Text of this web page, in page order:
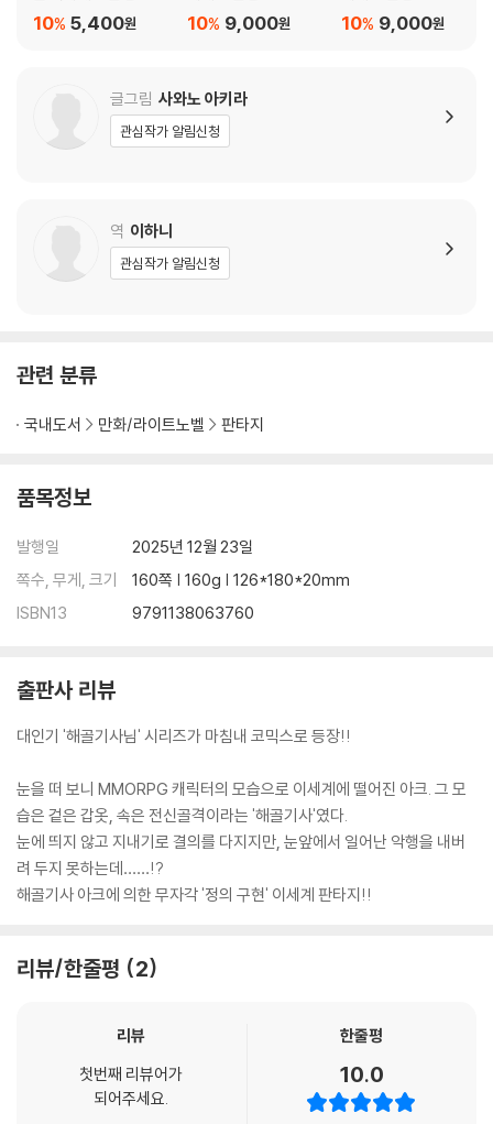
5,400원
10% 9,000원
10% 9,000원
10%
글그림 사와노 아키라
관심작가 알림신청
역 이하니
관심작가 알림신청
관련 분류
국내도서 만화/라이트노벨 판타지
품목정보
발행일
2025년 12월 23일
쪽수, 무게, 크기
160쪽 | 160g | 126*180*20mm
ISBN13
9791138063760
출판사 리뷰
대인기 '해골기사님' 시리즈가 마침내 코믹스로 등장!!
눈을 떠 보니 MMORPG 캐릭터의 모습으로 이세계에 떨어진 아크. 그 모
습은 겉은 갑옷, 속은 전신골격이라는 '해골기사'였다.
눈에 띄지 않고 지내기로 결의를 다지지만, 눈앞에서 일어난 악행을 내버
려 두지 못하는데……!?
해골기사 아크에 의한 무자각 '정의 구현' 이세계 판타지!!
리뷰/한줄평 2
리뷰
첫번째 리뷰어가
되어주세요.
한줄평
10.0